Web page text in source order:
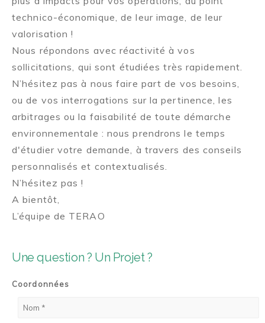
Une question ? Un Projet ?
Coordonnées
technico-économique, de leur image, de leur
valorisation !
Nous répondons avec réactivité à vos
sollicitations, qui sont étudiées très rapidement.
N’hésitez pas à nous faire part de vos besoins,
ou de vos interrogations sur la pertinence, les
arbitrages ou la faisabilité de toute démarche
environnementale : nous prendrons le temps
d'étudier votre demande, à travers des conseils
personnalisés et contextualisés.
N’hésitez pas !
A bientôt,
L’équipe de TERAO